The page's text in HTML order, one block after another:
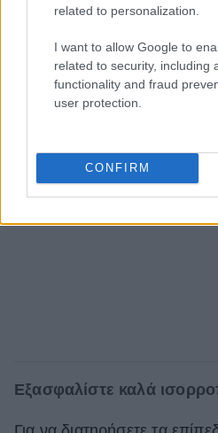
related to personalization.
I want to allow Google to
related to security, including
functionality and fraud
user protection.
CONFIRM
Εξασφαλίστε καλά